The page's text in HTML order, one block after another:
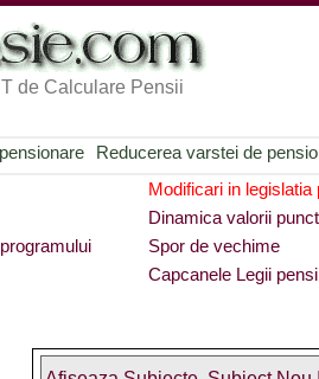
de Calculare Pensii
Reducerea varstei de
Modificari in legislatia
Dinamica valorii
Spor de vechime
Capcanele Legii